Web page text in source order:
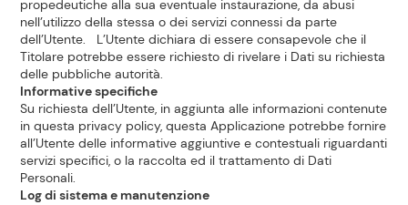
propedeutiche alla sua eventuale instaurazione, da abusi
nell’utilizzo della stessa o dei servizi connessi da parte
dell’Utente. L’Utente dichiara di essere consapevole che il
Titolare potrebbe essere richiesto di rivelare i Dati su richiesta
delle pubbliche autorità.
Informative specifiche
Su richiesta dell’Utente, in aggiunta alle informazioni contenute
in questa privacy policy, questa Applicazione potrebbe fornire
all’Utente delle informative aggiuntive e contestuali riguardanti
servizi specifici, o la raccolta ed il trattamento di Dati
Personali.
Log di sistema e manutenzione